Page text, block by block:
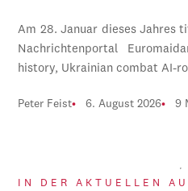
Am 28. Januar dieses Jahres
Nachrichtenportal
history, Ukrainian combat AI-
Peter Feist 6. August 2026 9
IN DER AKTUELLEN